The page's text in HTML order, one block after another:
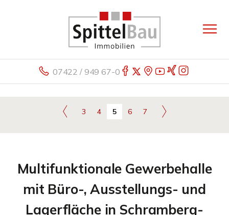
07422 / 949 67-0
3 4 5 6 7
Multifunktionale Gewerbehalle
mit Büro-, Ausstellungs- und
Lagerfläche in Schramberg-